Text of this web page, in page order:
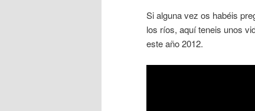
Si alguna vez os habéis
los ríos, aquí teneis unos
este año 2012.